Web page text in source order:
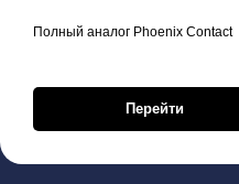
Полный аналог Phoenix Contact
Перейти